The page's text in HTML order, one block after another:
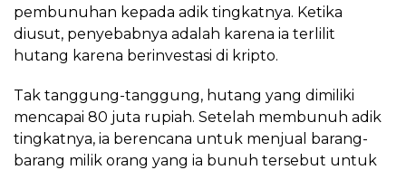
pembunuhan kepada adik tingkatnya. Ketika
diusut, penyebabnya adalah karena ia terlilit
hutang karena berinvestasi di kripto.
Tak tanggung-tanggung, hutang yang dimiliki
mencapai 80 juta rupiah. Setelah membunuh adik
tingkatnya, ia berencana untuk menjual barang-
barang milik orang yang ia bunuh tersebut untuk